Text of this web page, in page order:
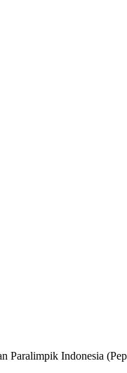
Paralimpik Indonesia